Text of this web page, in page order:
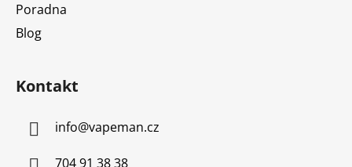
Poradna
Blog
Kontakt
info@vapeman.cz
704 91 38 38